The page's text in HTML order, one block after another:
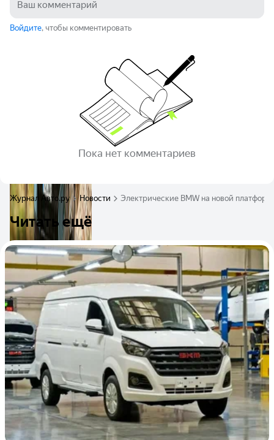
Войдите, чтобы комментировать
Пока нет комментариев
Журнал Авто.ру Новости Электрические BMW на новой
Читать ещё